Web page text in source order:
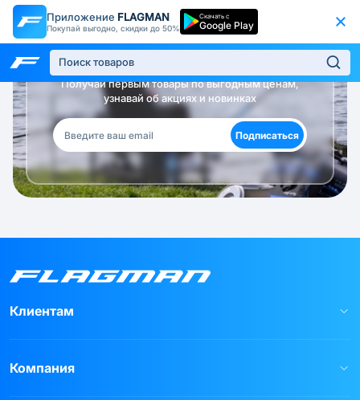
Приложение FLAGMAN
Покупай выгодно, скидки до 50%
Скачать с
Google Play
Будь в курсе!
Получай первым товары по выгодным ценам,
узнавай об акциях и новинках
Подписаться
Клиентам
Компания